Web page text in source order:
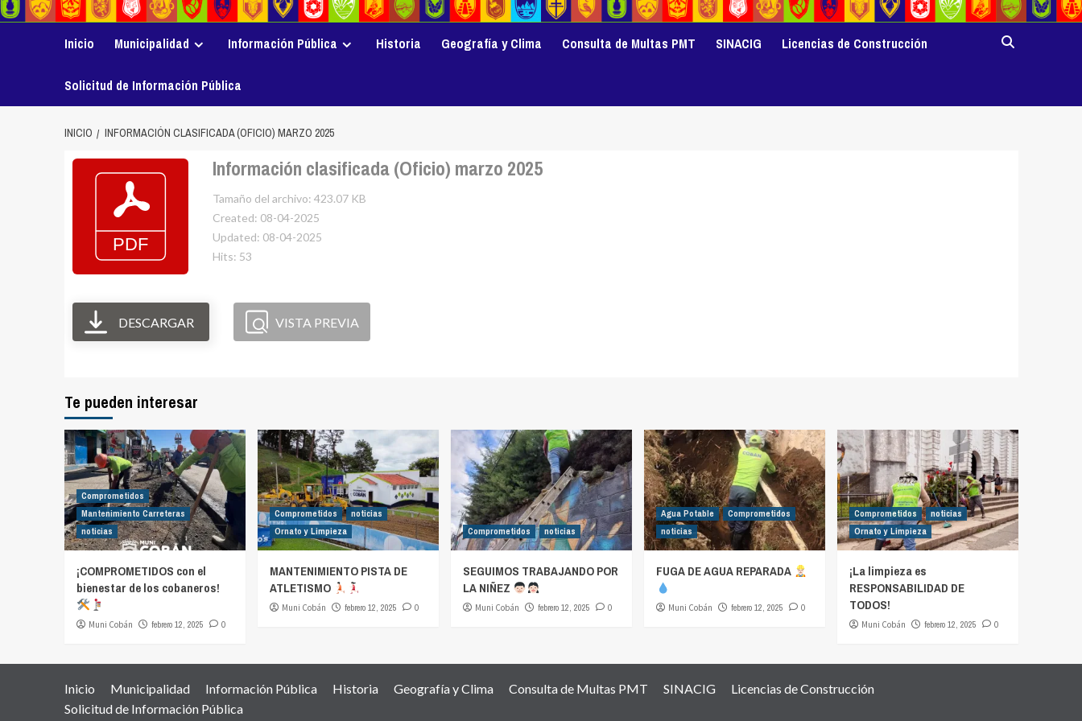
Inicio Municipalidad Información Pública Historia Geografía y Clima Consulta de Multas PMT SINACIG Licencias de Construcción
Solicitud de Información Pública
INICIO INFORMACIÓN CLASIFICADA (OFICIO) MARZO 2025
Información clasificada (Oficio) marzo 2025
Tamaño del archivo: 423.07 KB
Created: 08-04-2025
Updated: 08-04-2025
Hits: 53
DESCARGAR VISTA PREVIA
Te pueden interesar
Comprometidos
Mantenimiento Carreteras
noticias
¡COMPROMETIDOS con el
bienestar de los cobaneros!
Muni Cobán febrero 12, 2025 0
Comprometidos
noticias
Ornato y Limpieza
MANTENIMIENTO PISTA DE
ATLETISMO
Muni Cobán febrero 12, 2025 0
Comprometidos noticias
SEGUIMOS TRABAJANDO POR
LA NIÑEZ
Muni Cobán febrero 12, 2025 0
Agua Potable
Comprometidos
noticias
FUGA DE AGUA REPARADA
Muni Cobán febrero 12, 2025 0
Comprometidos
noticias
Ornato y Limpieza
¡La limpieza es
RESPONSABILIDAD DE
TODOS!
Muni Cobán febrero 12, 2025 0
Inicio Municipalidad Información Pública Historia Geografía y Clima Consulta de Multas PMT SINACIG
Licencias de Construcción
Solicitud de Información Pública